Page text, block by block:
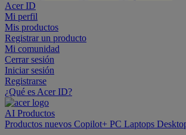
Acer ID
Mi perfil
Mis productos
Registrar un producto
Mi comunidad
Cerrar sesión
Iniciar sesión
Registrarse
¿Qué es Acer ID?
AI Productos
Productos nuevos Copilot+ PC Laptops